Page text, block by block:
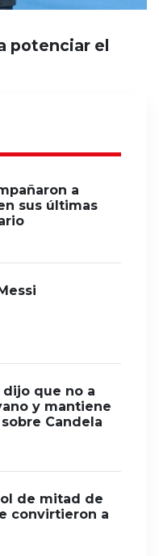
potenciar el
a
sus últimas
dijo que no a
y mantiene
Candela
de mitad de
convirtieron a